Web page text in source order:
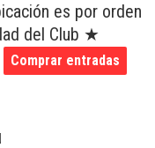
es por orden
del Club ★
Comprar entradas